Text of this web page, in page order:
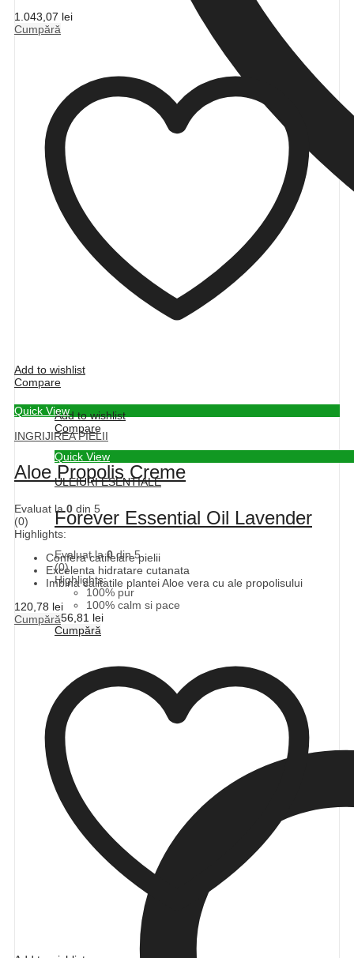
Add to wishlist
Compare
Quick View
ULEIURI ESENTIALE
Forever Essential Oil Lavender
Evaluat la0din 5
(0)
Highlights:
100% pur
100% calm si pace
156,81 lei
Cumpără
1.043,07 lei
Cumpără
Add to wishlist
Compare
Quick View
INGRIJIREA PIELII
Aloe Propolis Creme
Evaluat la0 din 5
(0)
Highlights:
Confera catifelare pielii
Excelenta hidratare cutanata
Imbina calitatile plantei Aloe vera cu ale propolisului
120,78 lei
Cumpără